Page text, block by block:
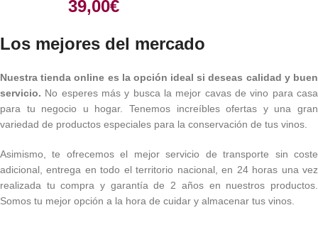
39,00€
Los mejores del mercado
Nuestra tienda online es la opción ideal si deseas calidad y buen
servicio. No esperes más y busca la mejor cavas de vino para casa
para tu negocio u hogar. Tenemos increíbles ofertas y una gran
variedad de productos especiales para la conservación de tus vinos.
Asimismo, te ofrecemos el mejor servicio de transporte sin coste
adicional, entrega en todo el territorio nacional, en 24 horas una vez
realizada tu compra y garantía de 2 años en nuestros productos.
Somos tu mejor opción a la hora de cuidar y almacenar tus vinos.